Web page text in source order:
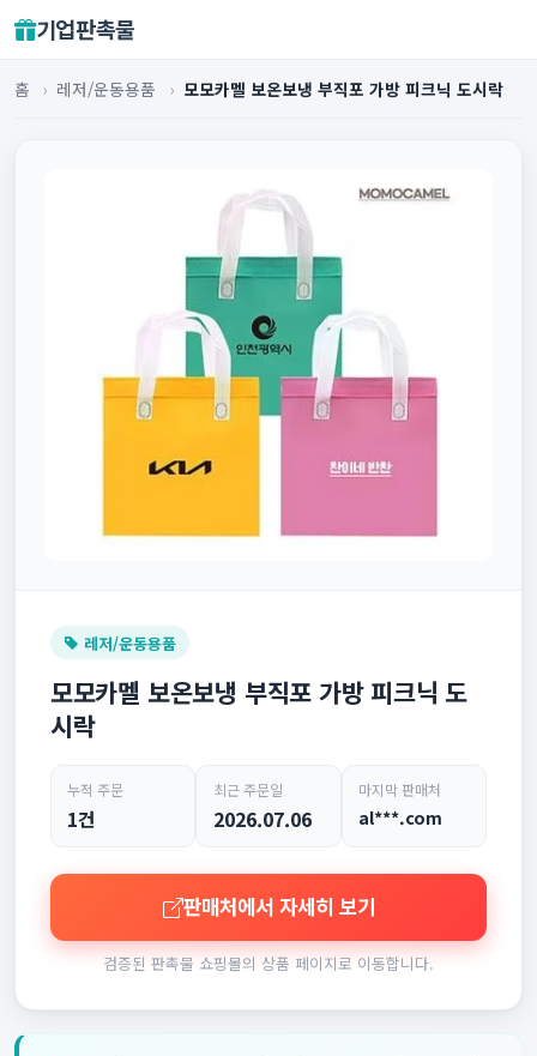
기업판촉물
홈 › 레저/운동용품 › 모모카멜 보온보냉 부직포 가방 피크닉 도시락
레저/운동용품
모모카멜 보온보냉 부직포 가방 피크닉 도
시락
누적 주문
1건
최근 주문일
2026.07.06
마지막 판매처
al***.com
판매처에서 자세히 보기
검증된 판촉물 쇼핑몰의 상품 페이지로 이동합니다.